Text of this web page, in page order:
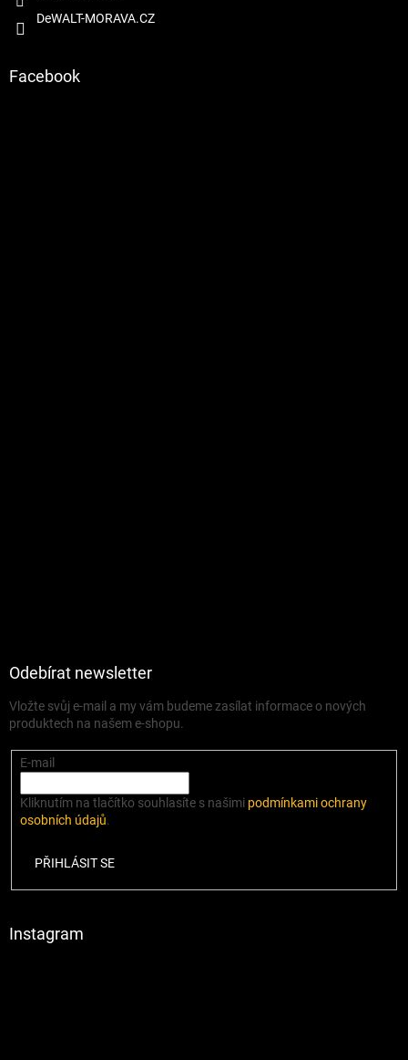
DeWALT-MORAVA.CZ
Facebook
Odebírat newsletter
Vložte svůj e-mail a my vám budeme zasílat informace o nových
produktech na našem e-shopu.
E-mail
Kliknutím na tlačítko souhlasíte s našimi podmínkami ochrany
osobních údajů.
PŘIHLÁSIT SE
Instagram